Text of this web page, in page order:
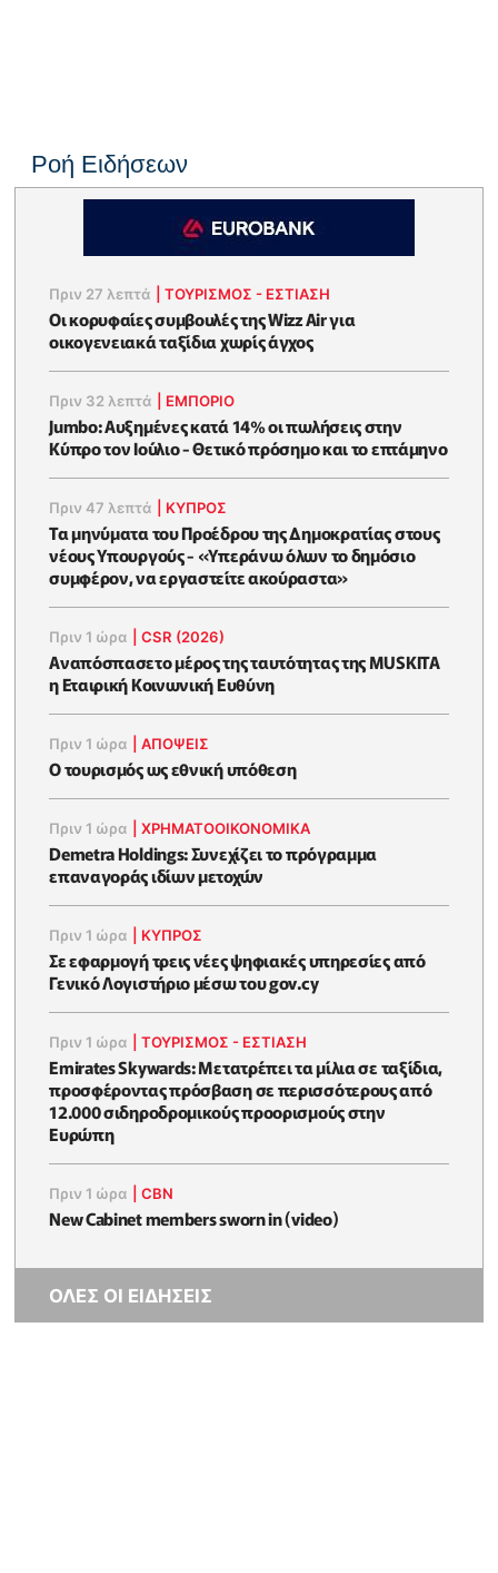
Ροή Ειδήσεων
Πριν 27 λεπτά |ΤΟΥΡΙΣΜΟΣ - ΕΣΤΙΑΣΗ
Οι κορυφαίες συμβουλές της Wizz Air για
οικογενειακά ταξίδια χωρίς άγχος
Πριν 32 λεπτά ΕΜΠΟΡΙΟ
Jumbo: Αυξημένες κατά 14% οι πωλήσεις στην
Κύπρο τον Ιούλιο - Θετικό πρόσημο και το επτάμηνο
Πριν 47 λεπτά ΚΥΠΡΟΣ
Τα μηνύματα του Προέδρου της Δημοκρατίας στους
νέους Υπουργούς - «Υπεράνω όλων το δημόσιο
συμφέρον, να εργαστείτε ακούραστα»
Πριν 1 ώρα |CSR (2026)
Αναπόσπασετο μέρος της ταυτότητας της MUSKITA
η Εταιρική Κοινωνική Ευθύνη
Πριν 1 ώρα |ΑΠΌΨΕΙΣ
Ο τουρισμός ως εθνική υπόθεση
Πριν 1 ώρα |ΧΡΗΜΑΤΟΟΙΚΟΝΟΜΙΚΆ
Demetra Holdings: Συνεχίζει το πρόγραμμα
επαναγοράς ιδίων μετοχών
Πριν 1 ώρα ΚΥΠΡΟΣ
Σε εφαρμογή τρεις νέες ψηφιακές υπηρεσίες από
Γενικό Λογιστήριο μέσω του gov.cy
Πριν 1 ώρα |ΤΟΥΡΙΣΜΟΣ - ΕΣΤΙΑΣΗ
Emirates Skywards: Μετατρέπει τα μίλια σε ταξίδια,
προσφέροντας πρόσβαση σε περισσότερους από
12.000 σιδηροδρομικούς προορισμούς στην
Ευρώπη
Πριν 1 ώρα |CBN
New Cabinet members sworn in (video)
ΟΛΕΣ ΟΙ ΕΙΔΗΣΕΙΣ